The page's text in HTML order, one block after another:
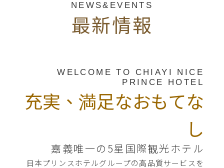
NEWS&EVENTS
最新情報
WELCOME TO CHIAYI NICE
PRINCE HOTEL
充実、満足なおもてな
し
嘉義唯一の5星国際観光ホテル
⽇本プリンスホテルグループの⾼品質サービスを